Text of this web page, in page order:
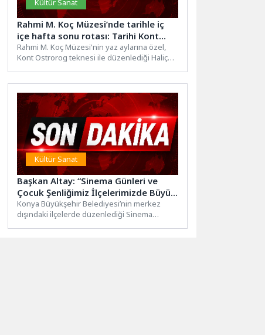
Kültür Sanat
Rahmi M. Koç Müzesi’nde tarihle iç
içe hafta sonu rotası: Tarihi Kont
Ostrorog ile tekne turları başladı
Rahmi M. Koç Müzesi'nin yaz aylarına özel,
Kont Ostrorog teknesi ile düzenlediği Haliç
Kültür Sanat
Başkan Altay: “Sinema Günleri ve
Çocuk Şenliğimiz İlçelerimizde Büyük
Bir Coşkuyla Sürüyor”
Konya Büyükşehir Belediyesi’nin merkez
dışındaki ilçelerde düzenlediği Sinema